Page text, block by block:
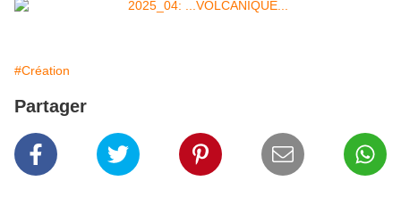
#Création
Partager